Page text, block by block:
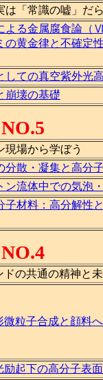
は「常識の嘘」だ
よる金属腐食論（
の黄金律と不確定
しての真空紫外光
崩壊の基礎
NO.5
現場から学ぼう
分散・凝集と高分
ン流体中での気泡
子材料：高分解性
NO.4
ドの共通の精神と
微粒子合成と顔料
励起下の高分子表